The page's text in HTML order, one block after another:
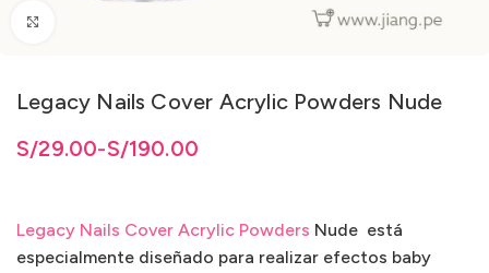
Legacy Nails Cover Acrylic Powders Nude
S/29.00-S/190.00
hasta S/190.00
hastaS/190.00
Legacy Nails Cover Acrylic Powders Nude está
especialmente diseñado para realizar efectos baby